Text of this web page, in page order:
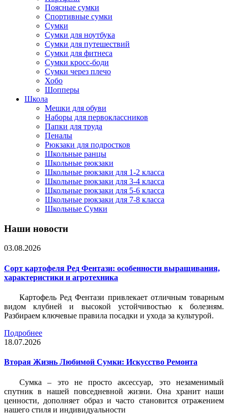
Поясные сумки
Спортивные сумки
Сумки
Сумки для ноутбука
Сумки для путешествий
Сумки для фитнеса
Сумки кросс-боди
Сумки через плечо
Хобо
Шопперы
Школа
Мешки для обуви
Наборы для первоклассников
Папки для труда
Пеналы
Рюкзаки для подростков
Школьные ранцы
Школьные рюкзаки
Школьные рюкзаки для 1-2 класса
Школьные рюкзаки для 3-4 класса
Школьные рюкзаки для 5-6 класса
Школьные рюкзаки для 7-8 класса
Школьные Сумки
Наши новости
03.08.2026
Сорт картофеля Ред Фентази: особенности выращивания,
характеристики и агротехника
Картофель Ред Фентази привлекает отличным товарным
видом клубней и высокой устойчивостью к болезням.
Разбираем ключевые правила посадки и ухода за культурой.
Подробнее
18.07.2026
Вторая Жизнь Любимой Сумки: Искусство Ремонта
Сумка – это не просто аксессуар, это незаменимый
спутник в нашей повседневной жизни. Она хранит наши
ценности, дополняет образ и часто становится отражением
нашего стиля и индивидуальности